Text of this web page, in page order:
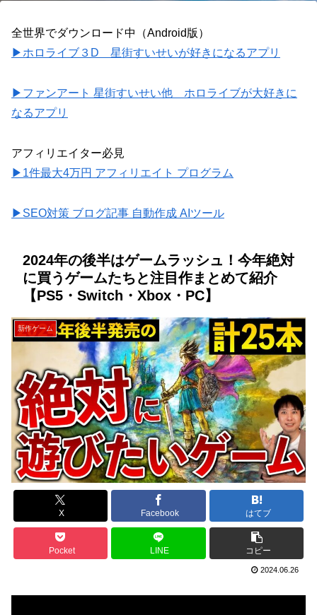
全世界でダウンロード中（Android版）
▶ホロライブ３D 星街すいせいが好きになるアプリ
▶ファンアート 星街すいせい他 ホロライブが大好きに
なるアプリ
アフィリエイター必見
▶1件最大4万円 アフィリエイト プログラム
▶SEO対策 ブログ記事 自動作成 AIツール
2024年の後半はゲームラッシュ！今年絶対
に買うゲームたちと注目作まとめて紹介
【PS5・Switch・Xbox・PC】
新作ゲーム
X Facebook はてブ
Pocket LINE コピー
2024.06.26